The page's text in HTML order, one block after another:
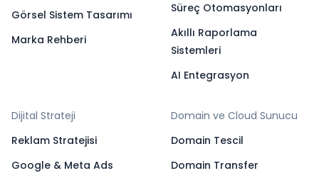
Görsel Sistem Tasarımı
Marka Rehberi
Süreç Otomasyonları
Akıllı Raporlama
Sistemleri
AI Entegrasyon
Dijital Strateji
Reklam Stratejisi
Google & Meta Ads
Domain ve Cloud Sunucu
Domain Tescil
Domain Transfer